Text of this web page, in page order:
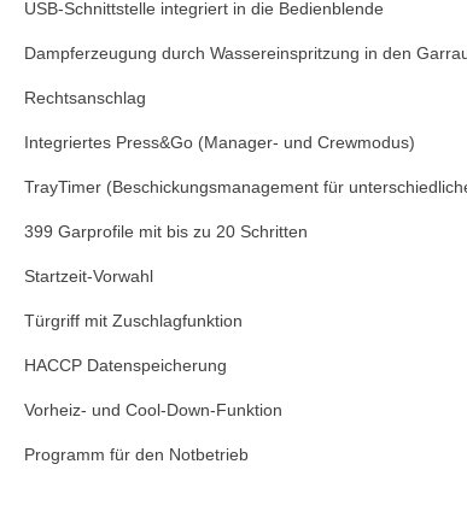
USB-Schnittstelle integriert in die Bedienblende
Dampferzeugung durch Wassereinspritzung in den
Rechtsanschlag
Integriertes Press&Go (Manager- und Crewmodus)
TrayTimer (Beschickungsmanagement für
399 Garprofile mit bis zu 20 Schritten
Startzeit-Vorwahl
Türgriff mit Zuschlagfunktion
HACCP Datenspeicherung
Vorheiz- und Cool-Down-Funktion
Programm für den Notbetrieb